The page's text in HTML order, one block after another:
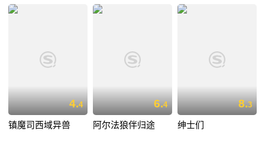
4.4
镇魔司西域异兽
6.4
阿尔法狼伴归途
8.3
绅士们